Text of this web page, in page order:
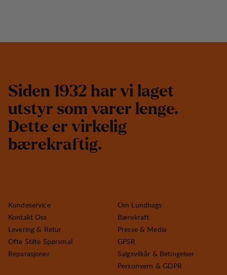
Siden 1932 har vi laget
utstyr som varer lenge.
Dette er virkelig
bærekraftig.
Kundeservice
Kontakt Oss
Levering & Retur
Ofte Stilte Spørsmal
Reparasjoner
Om Lundhags
Bærekraft
Presse & Media
GPSR
Salgsvilkår & Betingelser
Personvern & GDPR